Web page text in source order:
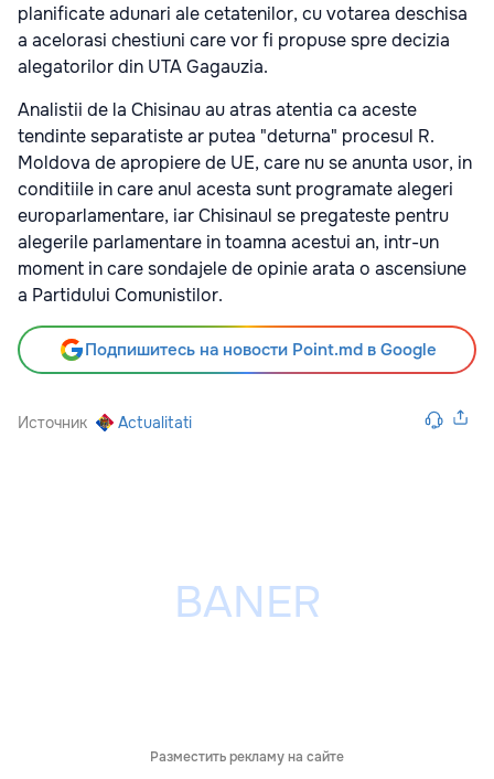
planificate adunari ale cetatenilor, cu votarea deschisa
a acelorasi chestiuni care vor fi propuse spre decizia
alegatorilor din UTA Gagauzia.
Analistii de la Chisinau au atras atentia ca aceste
tendinte separatiste ar putea "deturna" procesul R.
Moldova de apropiere de UE, care nu se anunta usor, in
conditiile in care anul acesta sunt programate alegeri
europarlamentare, iar Chisinaul se pregateste pentru
alegerile parlamentare in toamna acestui an, intr-un
moment in care sondajele de opinie arata o ascensiune
a Partidului Comunistilor.
Подпишитесь на новости Point.md в Google
Источник Actualitati
Разместить рекламу на сайте